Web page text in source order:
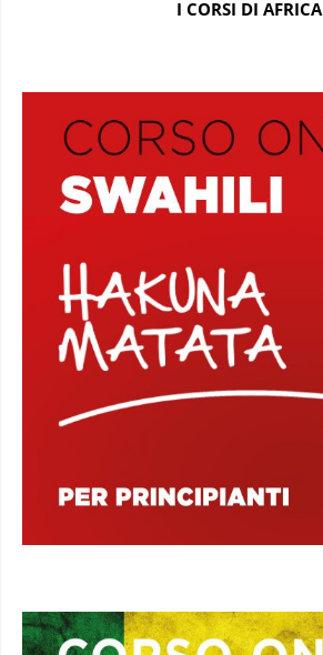
I CORSI DI AFRICA